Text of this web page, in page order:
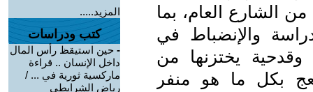
الشارع العام، بما
والإنضباط في
يختزنها من
بكل ما هو منفر
المزيد.....
كتب ودراسات
- حين استيقظ رأس المال
داخل الإنسان .. قراءة
ماركسية ثورية في ... /
رياض الشرايطي